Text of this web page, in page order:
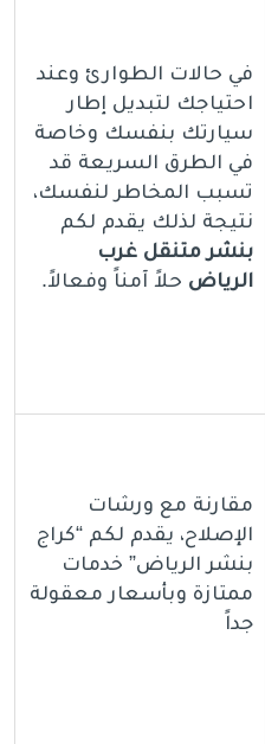
في حالات الطوارئ وعند
احتياجك لتبديل إطار
سيارتك بنفسك وخاصة
في الطرق السريعة قد
تسبب المخاطر لنفسك،
نتيجة لذلك يقدم لكم
بنشر متنقل غرب
الرياض حلاً آمناً وفعالاً.
مقارنة مع ورشات
الإصلاح، يقدم لكم “كراج
بنشر الرياض” خدمات
ممتازة وبأسعار معقولة
جداً